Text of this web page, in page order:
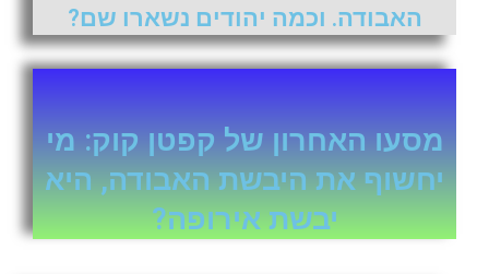
האבודה. וכמה יהודים נשארו שם?
מסעו האחרון של קפטן קוק: מי
יחשוף את היבשת האבודה, היא
יבשת אירופה?